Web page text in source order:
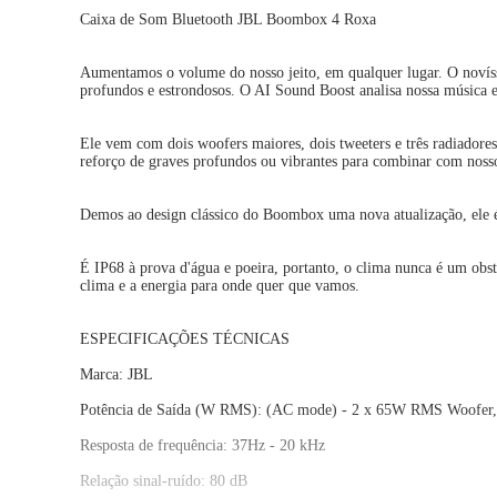
Caixa de Som Bluetooth JBL Boombox 4 Roxa
Aumentamos o volume do nosso jeito, em qualquer lugar. O
profundos e estrondosos. O AI Sound Boost analisa nossa
Ele vem com dois woofers maiores, dois tweeters e três
reforço de graves profundos ou vibrantes para combinar com
Demos ao design clássico do Boombox uma nova atualização,
É IP68 à prova d'água e poeira, portanto, o clima nunca é um
clima e a energia para onde quer que vamos.
ESPECIFICAÇÕES TÉCNICAS
Marca: JBL
Potência de Saída (W RMS): (AC mode) - 2 x 65W RMS
Resposta de frequência: 37Hz - 20 kHz
Relação sinal-ruído: 80 dB